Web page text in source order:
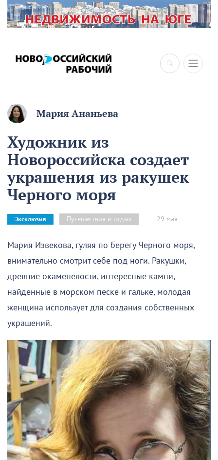
×
Мария Ананьева
Художник из
Новороссийска создает
украшения из ракушек
Черного моря
Эксклюзив Путешествия и отдых 29 мая
Мария Извекова, гуляя по берегу Черного моря,
внимательно смотрит себе под ноги. Ракушки,
древние окаменелости, интересные камни,
найденные в морском песке и гальке, молодая
женщина использует для создания собственных
украшений.